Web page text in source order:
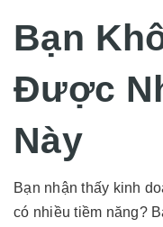
Bạn
Được
Này
Bạn nhận thấy kinh
có nhiều tiềm năng?